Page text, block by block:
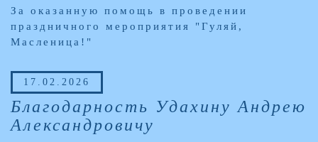
За оказанную помощь в проведении
праздничного мероприятия "Гуляй,
Масленица!"
17.02.2026
Благодарность Удахину Андрею
Александровичу